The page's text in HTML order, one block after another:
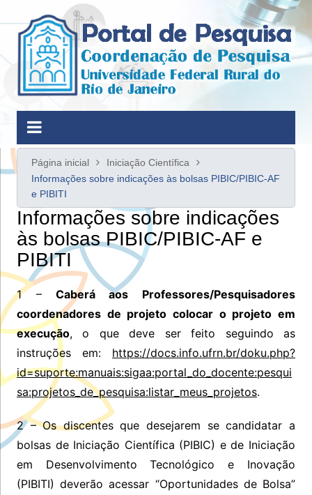
para
conteúdo
Página inicial
Iniciação Científica
Informações sobre indicações às bolsas PIBIC/PIBIC-AF
e PIBITI
Informações sobre indicações
às bolsas PIBIC/PIBIC-AF e
PIBITI
1 –Caberá aos Professores/Pesquisadores
coordenadores de projeto colocar o projeto em
execução, o que deve ser feito seguindo as
instruções em: https://docs.info.ufrn.br/doku.php?
id=suporte:manuais:sigaa:portal_do_docente:pesqui
sa:projetos_de_pesquisa:listar_meus_projetos.
2 – Os discentes que desejarem se candidatar a
bolsas de Iniciação Científica (PIBIC) e de Iniciação
em Desenvolvimento Tecnológico e Inovação
(PIBITI) deverão acessar “Oportunidades de Bolsa”